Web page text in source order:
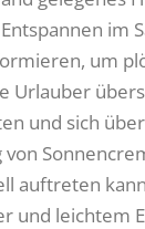
im
um
Urlauber
und sich
auftreten
und leichtem